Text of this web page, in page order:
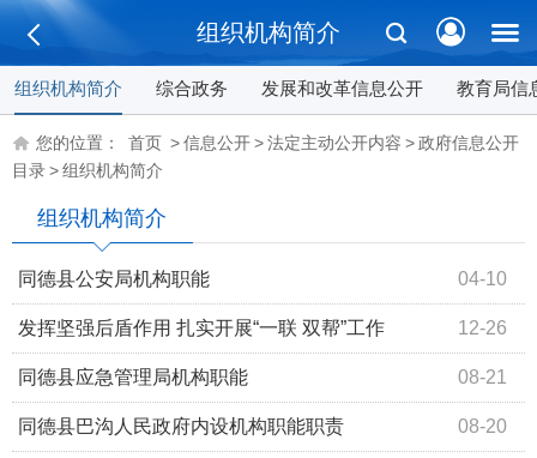
组织机构简介
组织机构简介 综合政务 发展和改革信息公开 教育局信
您的位置： 首页 >信息公开>法定主动公开内容 >政府信息公开
目录>组织机构简介
组织机构简介
04-10
同德县公安局机构职能
12-26
发挥坚强后盾作用 扎实开展“一联 双帮”工作
08-21
​同德县应急管理局机构职能
08-20
同德县​巴沟人民政府内设机构职能职责